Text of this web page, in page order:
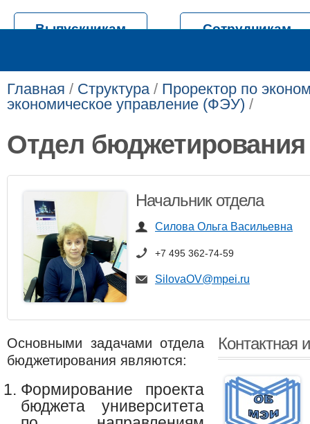
Выпускникам Сотрудникам
Главная / Структура/ Проректор по
экономическое управление (ФЭУ) /
Отдел бюджетирования
Начальник отдела
Силова Ольга Васильевна
+7 495 362-74-59
SilovaOV@mpei.ru
Контактная
Основными задачами отдела
бюджетирования являются:
Формирование проекта
бюджета университета